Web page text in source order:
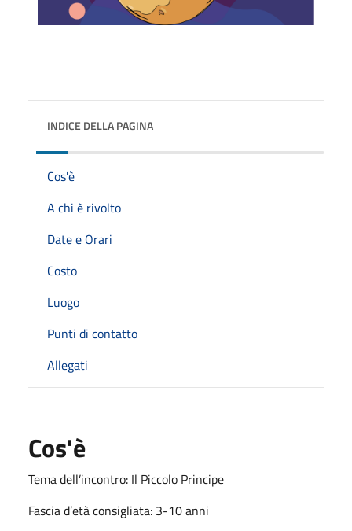
INDICE DELLA PAGINA
Cos'è
A chi è rivolto
Date e Orari
Costo
Luogo
Punti di contatto
Allegati
Cos'è
Tema dell’incontro: Il Piccolo Principe
Fascia d’età consigliata: 3-10 anni